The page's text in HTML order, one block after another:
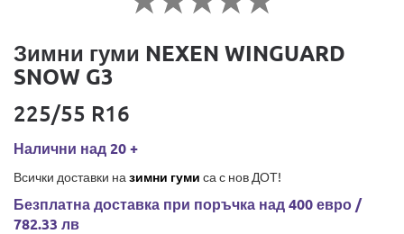
Зимни гуми NEXEN WINGUARD
SNOW G3
225/55 R16
Налични над 20 +
Всички доставки на зимни гуми са с нов ДОТ!
Безплатна доставка при поръчка над 400 евро /
782.33 лв